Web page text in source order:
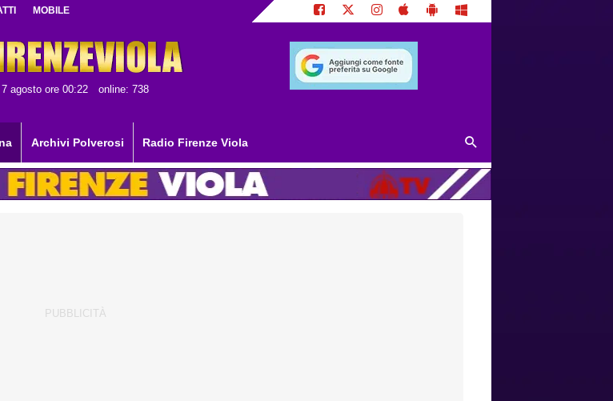
MOBILE
7 agosto ore 00:22 online: 738
Archivi Polverosi Radio Firenze Viola